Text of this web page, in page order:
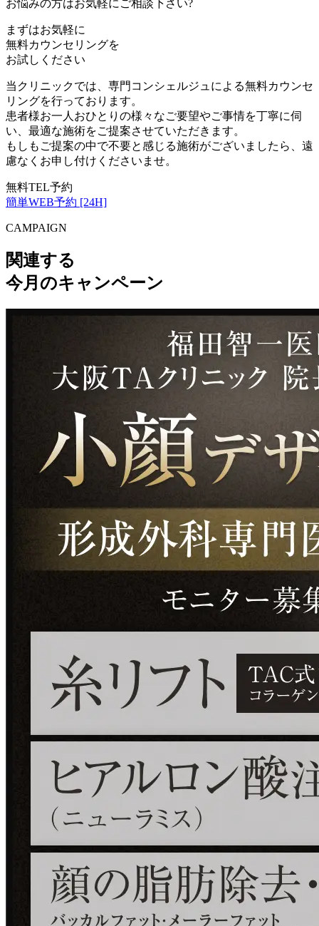
お悩みの方はお気軽にご相談下さい?
まずはお気軽に
無料カウンセリングを
お試しください
当クリニックでは、専門コンシェルジュによる無料カウンセ
リングを行っております。
患者様お一人おひとりの様々なご要望やご事情を丁寧に伺
い、最適な施術をご提案させていただきます。
もしもご提案の中で不要と感じる施術がございましたら、遠
慮なくお申し付けくださいませ。
無料TEL予約
簡単WEB予約 [24H]
CAMPAIGN
関連する
今月のキャンペーン